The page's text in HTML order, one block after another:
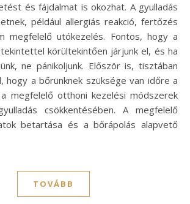
és fájdalmat is okozhat. A gyulladás
például allergiás reakció, fertőzés
megfelelő utókezelés. Fontos, hogy a
körültekintően járjunk el, és ha
ne pánikoljunk. Először is, tisztában
hogy a bőrünknek szüksége van időre a
megfelelő otthoni kezelési módszerek
csökkentésében. A megfelelő
betartása és a bőrápolás alapvető
TOVÁBB